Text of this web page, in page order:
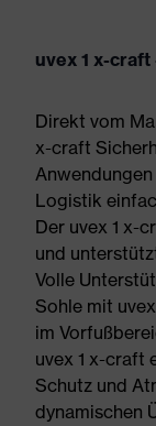
uvex 1 x-
Direkt vom
x-craft
Logistik
Der uvex 1 x-
und
Volle
Sohle mit
im
uvex 1 x-craft
Schutz und
dynamischen